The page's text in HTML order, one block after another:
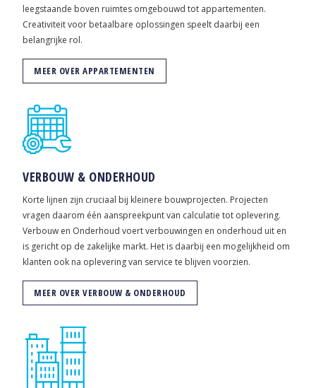
leegstaande boven ruimtes omgebouwd tot appartementen.
Creativiteit voor betaalbare oplossingen speelt daarbij een
belangrijke rol.
MEER OVER APPARTEMENTEN
VERBOUW & ONDERHOUD
Korte lijnen zijn cruciaal bij kleinere bouwprojecten. Projecten
vragen daarom één aanspreekpunt van calculatie tot oplevering.
Verbouw en Onderhoud voert verbouwingen en onderhoud uit en
is gericht op de zakelijke markt. Het is daarbij een mogelijkheid om
klanten ook na oplevering van service te blijven voorzien.
MEER OVER VERBOUW & ONDERHOUD